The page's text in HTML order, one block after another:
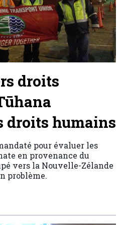
droits
droits humains
pour évaluer les
en provenance du
vers la Nouvelle-Zélande
problème.